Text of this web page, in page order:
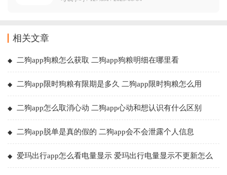
相关文章
二狗app狗粮怎么获取 二狗app狗粮明细在哪里看
二狗app限时狗粮有限期是多久 二狗app限时狗粮怎么用
二狗app怎么取消心动 二狗app心动和想认识有什么区别
二狗app脱单是真的假的 二狗app会不会泄露个人信息
爱玛出行app怎么看电量显示 爱玛出行电量显示不更新怎么